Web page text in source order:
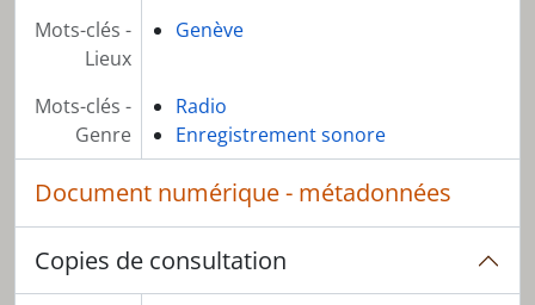
[Sous-série] SS21 - RPL Rush d'émissions, entretiens, jingles
[Sous-série] SS22 - Autres émissions, varia
[Série] S02 - Documentation, artefacts
Mots-clés -
Lieux
Genève
Mots-clés -
Genre
Radio
Enregistrement sonore
Document numérique - métadonnées
Copies de consultation